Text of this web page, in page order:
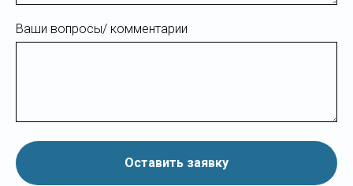
Ваши вопросы/ комментарии
Оставить заявку